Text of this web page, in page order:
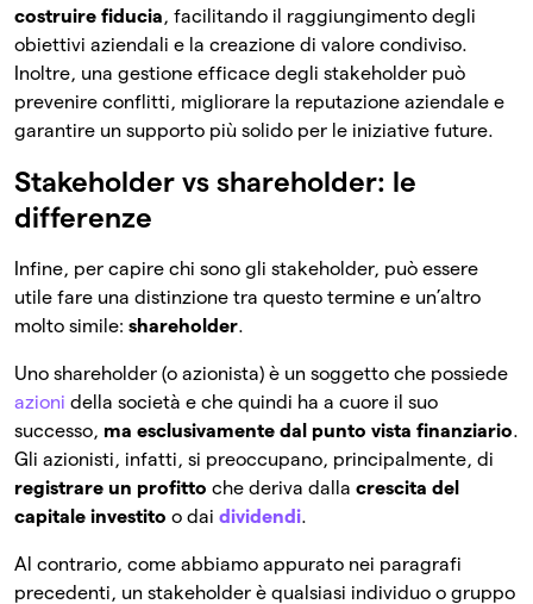
costruire fiducia, facilitando il raggiungimento degli
obiettivi aziendali e la creazione di valore condiviso.
Inoltre, una gestione efficace degli stakeholder può
prevenire conflitti, migliorare la reputazione aziendale e
garantire un supporto più solido per le iniziative future.
Stakeholder vs shareholder: le
differenze
Infine, per capire chi sono gli stakeholder, può essere
utile fare una distinzione tra questo termine e un’altro
molto simile: shareholder.
Uno shareholder (o azionista) è un soggetto che possiede
azioni della società e che quindi ha a cuore il suo
successo, ma esclusivamente dal punto vista finanziario.
Gli azionisti, infatti, si preoccupano, principalmente, di
registrare un profitto che deriva dalla crescita del
capitale investito o dai dividendi.
Al contrario, come abbiamo appurato nei paragrafi
precedenti, un stakeholder è qualsiasi individuo o gruppo